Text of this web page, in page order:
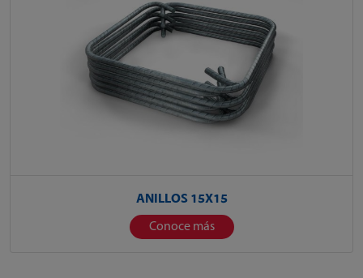
ANILLOS 15X15
Conoce más